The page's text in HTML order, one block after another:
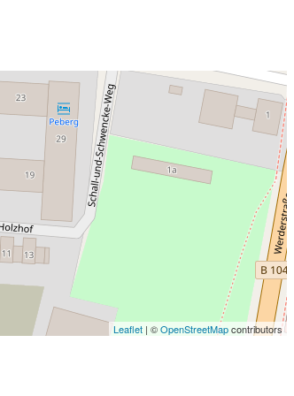
Leaflet | ©OpenStreetMapcontributors